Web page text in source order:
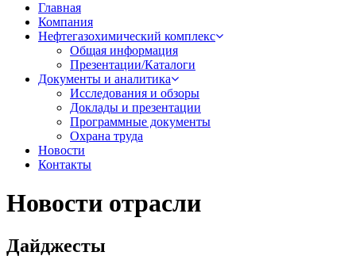
Главная
Компания
Нефтегазохимический комплекс
Общая информация
Презентации/Каталоги
Документы и аналитика
Исследования и обзоры
Доклады и презентации
Программные документы
Охрана труда
Новости
Контакты
Новости отрасли
Дайджесты